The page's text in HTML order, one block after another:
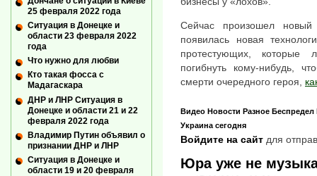
Сейчас произошел
появилась новая
протестующих, которые
погибнуть кому-нибудь,
смерти очередного героя,
Видео Новости Разное Беспредел
Украина сегодня
Войдите на сайт для
Юра уже не
25 февраля 2022 года
Ситуация в Донецке и
области 23 февраля 2022
года
Что нужно для любви
Кто такая фосса с
Мадагаскара
ДНР и ЛНР Ситуация в
Донецке и области 21 и 22
февраля 2022 года
Владимир Путин объявил о
признании ДНР и ЛНР
Ситуация в Донецке и
области 19 и 20 февраля